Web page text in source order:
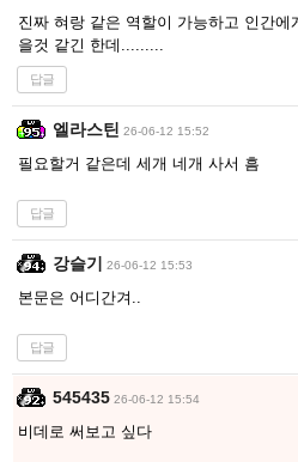
진짜 혀랑 같은 역할이 가능하고 인간
을것 같긴 한데.........
답글
엘라스틴 26-06-12 15:52
필요할거 같은데 세개 네개 사서 흠
답글
강슬기 26-06-12 15:53
본문은 어디간겨..
답글
545435 26-06-12 15:54
비데로 써보고 싶다